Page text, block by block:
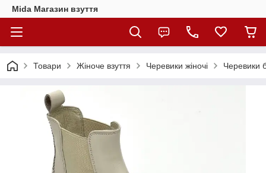
Mida Магазин взуття
Товари Жіноче взуття Черевики жіночі Черевики